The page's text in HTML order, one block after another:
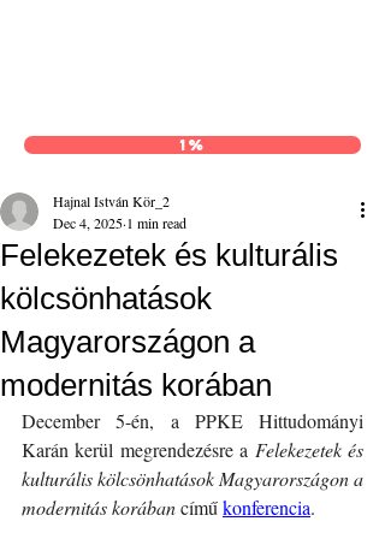
1%
Felekezetek és kulturális
kölcsönhatások
Magyarországon a
modernitás korában
Hajnal István Kör_2
Dec 4, 2025 1 min read
December 5-én, a PPKE Hittudományi
Karán kerül megrendezésre a Felekezetek és
kulturális kölcsönhatások Magyarországon a
modernitás korában című konferencia.